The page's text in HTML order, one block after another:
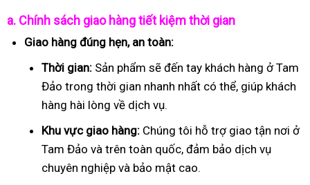
a. Chính sách giao hàng tiết kiệm thời gian
Giao hàng đúng hẹn, an toàn:
Thời gian: Sản phẩm sẽ đến tay khách hàng ở Tam
Đảo trong thời gian nhanh nhất có thể, giúp khách
hàng hài lòng về dịch vụ.
Khu vực giao hàng: Chúng tôi hỗ trợ giao tận nơi ở
Tam Đảo và trên toàn quốc, đảm bảo dịch vụ
chuyên nghiệp và bảo mật cao.